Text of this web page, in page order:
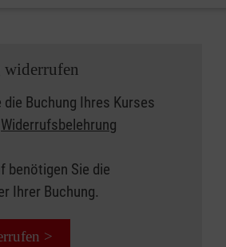
widerrufen
Buchung Ihres Kurses
Widerrufsbelehrung
benötigen Sie die
Ihrer Buchung.
>